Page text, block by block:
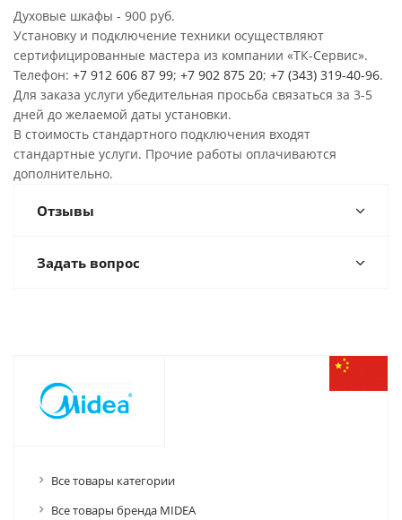
Духовые шкафы - 900 руб.
Установку и подключение техники осуществляют
сертифицированные мастера из компании «ТК-Сервис».
Телефон: +7 912 606 87 99; +7 902 875 20; +7 (343) 319-40-96.
Для заказа услуги убедительная просьба связаться за 3-5
дней до желаемой даты установки.
В стоимость стандартного подключения входят
стандартные услуги. Прочие работы оплачиваются
дополнительно.
Отзывы
Задать вопрос
Все товары категории
Все товары бренда MIDEA